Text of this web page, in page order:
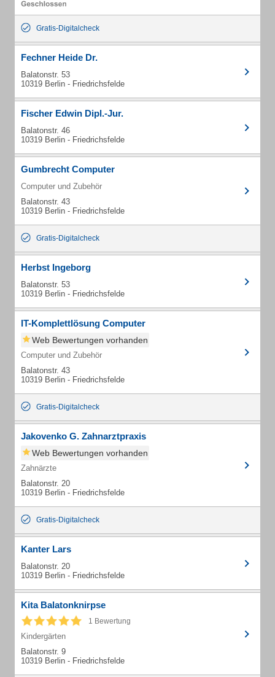
Gratis-Digitalcheck
Fechner Heide Dr.
Balatonstr. 53
10319 Berlin - Friedrichsfelde
Fischer Edwin Dipl.-Jur.
Balatonstr. 46
10319 Berlin - Friedrichsfelde
Gumbrecht Computer
Computer und Zubehör
Balatonstr. 43
10319 Berlin - Friedrichsfelde
Gratis-Digitalcheck
Herbst Ingeborg
Balatonstr. 53
10319 Berlin - Friedrichsfelde
IT-Komplettlösung Computer
Web Bewertungen vorhanden
Computer und Zubehör
Balatonstr. 43
10319 Berlin - Friedrichsfelde
Gratis-Digitalcheck
Jakovenko G. Zahnarztpraxis
Web Bewertungen vorhanden
Zahnärzte
Balatonstr. 20
10319 Berlin - Friedrichsfelde
Gratis-Digitalcheck
Kanter Lars
Balatonstr. 20
10319 Berlin - Friedrichsfelde
Kita Balatonknirpse
1 Bewertung
Kindergärten
Balatonstr. 9
10319 Berlin - Friedrichsfelde